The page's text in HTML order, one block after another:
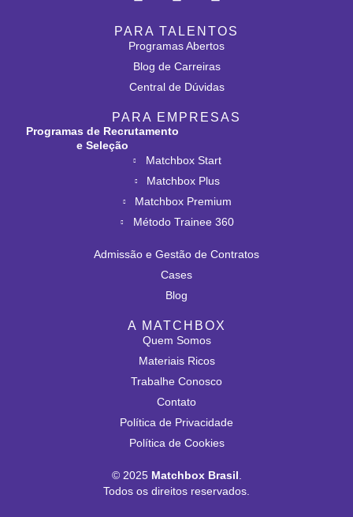
PARA TALENTOS
Programas Abertos
Blog de Carreiras
Central de Dúvidas
PARA EMPRESAS
Programas de Recrutamento
e Seleção
Matchbox Start
Matchbox Plus
Matchbox Premium
Método Trainee 360
Admissão e Gestão de Contratos
Cases
Blog
A MATCHBOX
Quem Somos
Materiais Ricos
Trabalhe Conosco
Contato
Política de Privacidade
Política de Cookies
© 2025 Matchbox Brasil.
Todos os direitos reservados.